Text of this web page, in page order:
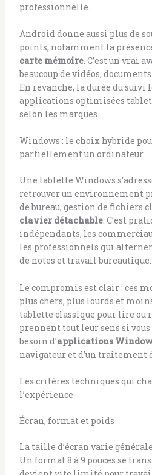
professionnelle.
Android donne aussi plus de
points, notamment la
carte mémoire. C’est un vrai
beaucoup de vidéos,
En revanche, la durée du
applications optimisées
selon les marques.
Windows : le choix hybride
partiellement un ordinateur
Une tablette Windows
retrouver un environnement
de bureau, gestion de fichiers
clavier détachable. C’est
indépendants, les
les professionnels qui
de notes et travail bureautique.
Le compromis est clair : ces
plus chers, plus lourds et
tablette classique pour lire ou
prennent tout leur sens si
besoin d’applications
navigateur et d’un traitement
Les critères techniques qui
l’expérience
Écran, format et poids
La taille d’écran varie
Un format 8 à 9 pouces se